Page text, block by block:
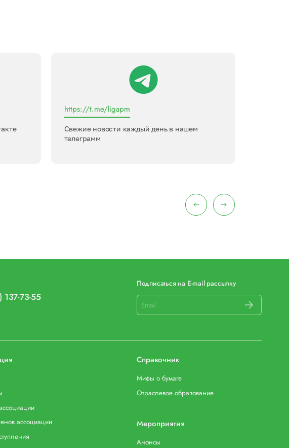
https://t.me/ligapm
Свежие новости каждый день в нашем
телеграмм
137-73-55
Подписаться на E-mail рассылку
ассоциации
Справочник
Мифы о бумаге
Отраслевое образование
Мероприятия
Анонсы